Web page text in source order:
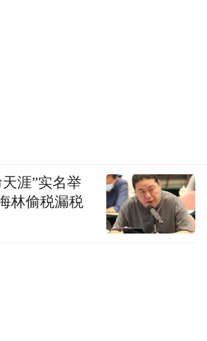
涯”实名举
林偷税漏税